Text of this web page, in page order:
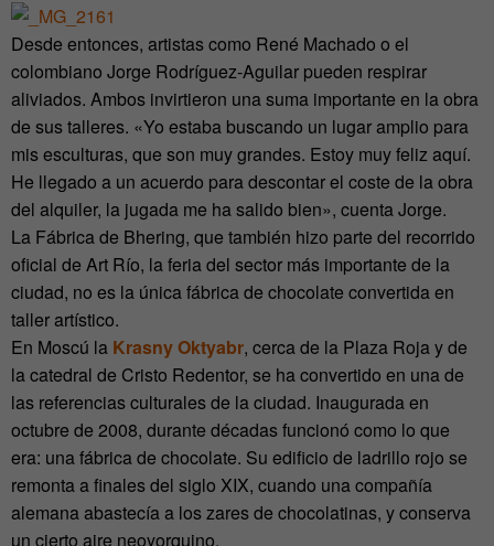
Desde entonces, artistas como René Machado o el
colombiano Jorge Rodríguez-Aguilar pueden respirar
aliviados. Ambos invirtieron una suma importante en la obra
de sus talleres. «Yo estaba buscando un lugar amplio para
mis esculturas, que son muy grandes. Estoy muy feliz aquí.
He llegado a un acuerdo para descontar el coste de la obra
del alquiler, la jugada me ha salido bien», cuenta Jorge.
La Fábrica de Bhering, que también hizo parte del recorrido
oficial de Art Río, la feria del sector más importante de la
ciudad, no es la única fábrica de chocolate convertida en
taller artístico.
En Moscú la Krasny Oktyabr, cerca de la Plaza Roja y de
la catedral de Cristo Redentor, se ha convertido en una de
las referencias culturales de la ciudad. Inaugurada en
octubre de 2008, durante décadas funcionó como lo que
era: una fábrica de chocolate. Su edificio de ladrillo rojo se
remonta a finales del siglo XIX, cuando una compañía
alemana abastecía a los zares de chocolatinas, y conserva
un cierto aire neoyorquino.